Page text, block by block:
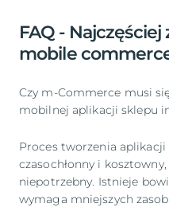
FAQ -
mobile
Czy m-Commerce musi
mobilnej aplikacji sklepu
Proces tworzenia
czasochłonny i kosztowny,
niepotrzebny. Istnieje
wymaga mniejszych